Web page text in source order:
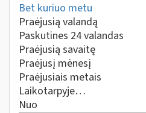
Bet kuriuo metu
Praėjusią valandą
Paskutines 24 valandas
Praėjusią savaitę
Praėjusį mėnesį
Praėjusiais metais
Laikotarpyje…
Nuo